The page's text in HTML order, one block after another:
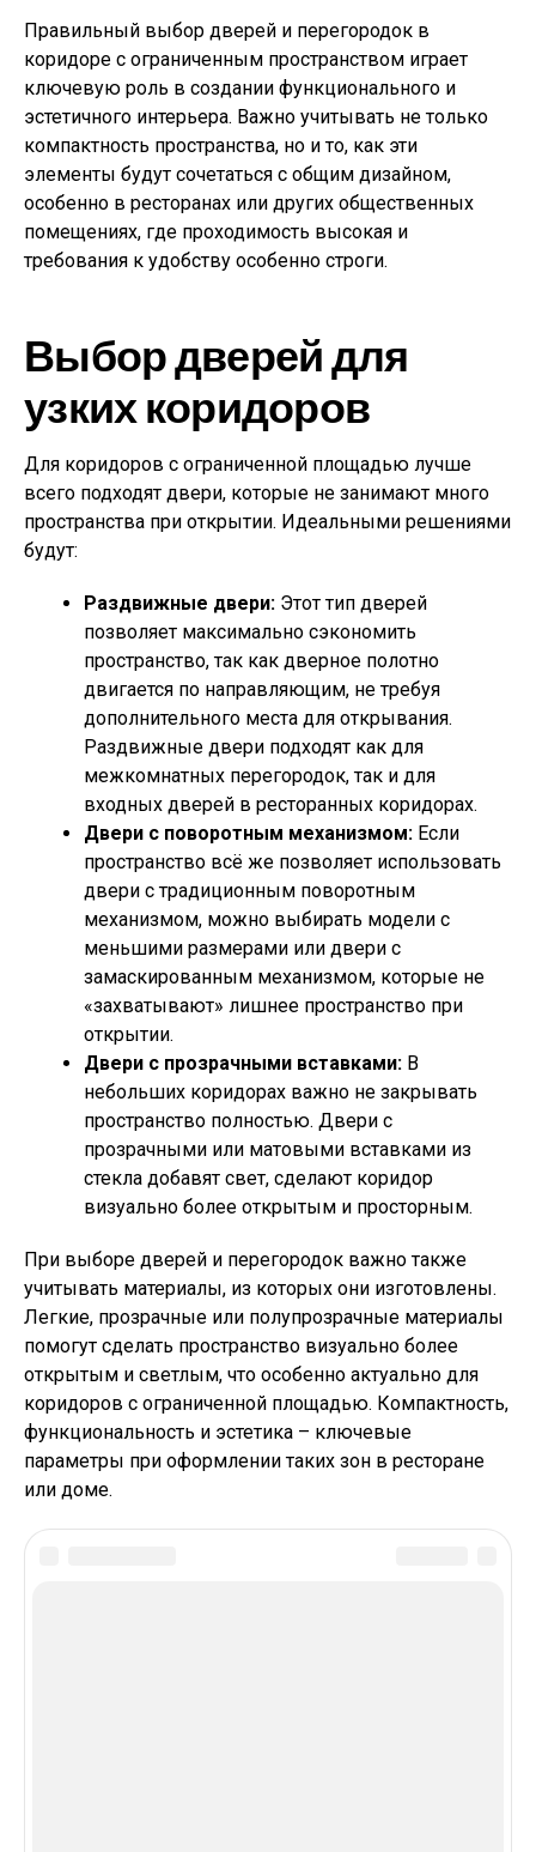
Правильный выбор дверей и перегородок в
коридоре с ограниченным пространством играет
ключевую роль в создании функционального и
эстетичного интерьера. Важно учитывать не только
компактность пространства, но и то, как эти
элементы будут сочетаться с общим дизайном,
особенно в ресторанах или других общественных
помещениях, где проходимость высокая и
требования к удобству особенно строги.
Выбор дверей для
узких коридоров
Для коридоров с ограниченной площадью лучше
всего подходят двери, которые не занимают много
пространства при открытии. Идеальными решениями
будут:
Раздвижные двери: Этот тип дверей
позволяет максимально сэкономить
пространство, так как дверное полотно
двигается по направляющим, не требуя
дополнительного места для открывания.
Раздвижные двери подходят как для
межкомнатных перегородок, так и для
входных дверей в ресторанных коридорах.
Двери с поворотным механизмом: Если
пространство всё же позволяет использовать
двери с традиционным поворотным
механизмом, можно выбирать модели с
меньшими размерами или двери с
замаскированным механизмом, которые не
«захватывают» лишнее пространство при
открытии.
Двери с прозрачными вставками: В
небольших коридорах важно не закрывать
пространство полностью. Двери с
прозрачными или матовыми вставками из
стекла добавят свет, сделают коридор
визуально более открытым и просторным.
При выборе дверей и перегородок важно также
учитывать материалы, из которых они изготовлены.
Легкие, прозрачные или полупрозрачные материалы
помогут сделать пространство визуально более
открытым и светлым, что особенно актуально для
коридоров с ограниченной площадью. Компактность,
функциональность и эстетика – ключевые
параметры при оформлении таких зон в ресторане
или доме.